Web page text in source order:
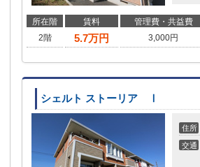
所在階 賃料 管理費・共益費
2階
5.7万円 3,000円
シェルト ストーリア Ⅰ
住所
交通